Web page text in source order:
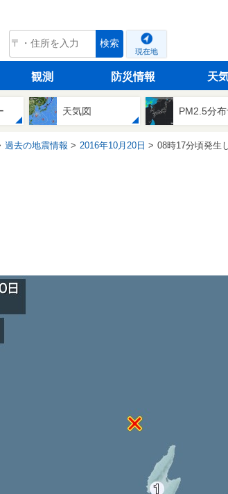
tenki.jp 検索
現在地
観測 防災情報 天
天気図 PM2.5分布
過去の地震情報 2016年10月20日 08時17分頃発生